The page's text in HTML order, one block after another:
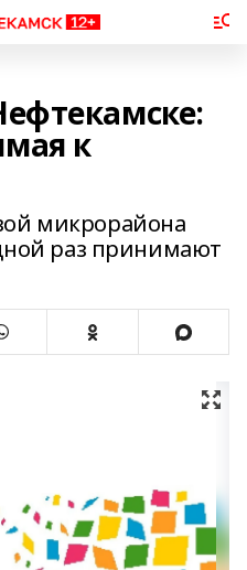
к
микрорайона
раз принимают